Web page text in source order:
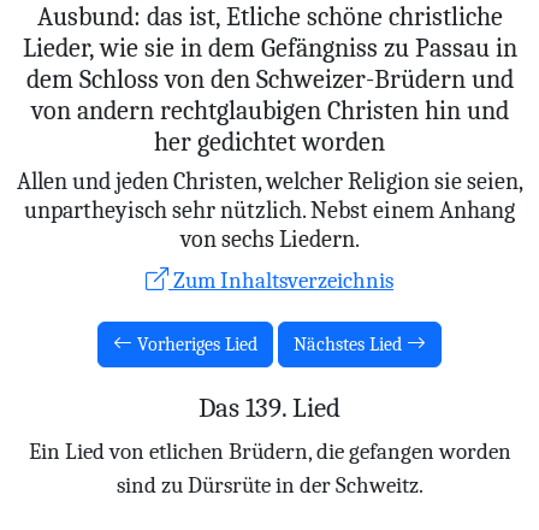
Ausbund: das ist, Etliche schöne christliche
Lieder, wie sie in dem Gefängniss zu Passau in
dem Schloss von den Schweizer-Brüdern und
von andern rechtglaubigen Christen hin und
her gedichtet worden
Allen und jeden Christen, welcher Religion sie seien,
unpartheyisch sehr nützlich. Nebst einem Anhang
von sechs Liedern.
Zum Inhaltsverzeichnis
Vorheriges Lied Nächstes Lied
Das 139. Lied
Ein Lied von etlichen Brüdern, die gefangen worden
sind zu Dürsrüte in der Schweitz.